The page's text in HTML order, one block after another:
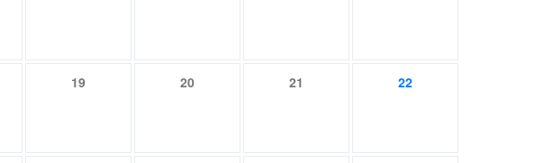
19 20 21 22